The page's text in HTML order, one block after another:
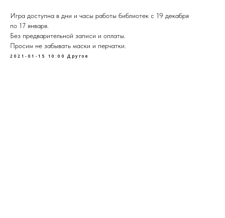
Игра доступна в дни и часы работы библиотек с 19 декабря
по 17 января.
Без предварительной записи и оплаты.
Просим не забывать маски и перчатки.
2021-01-15 10:00 Другое